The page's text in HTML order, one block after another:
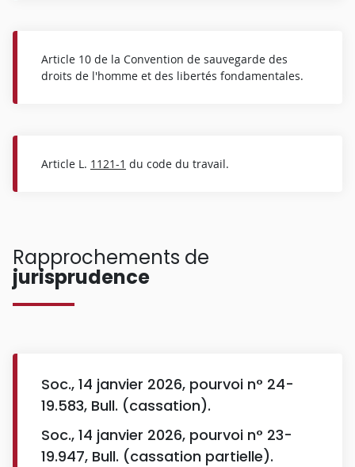
Article 10 de la Convention de sauvegarde des
droits de l'homme et des libertés fondamentales.
Article L. 1121-1 du code du travail.
Rapprochements de
jurisprudence
Soc., 14 janvier 2026, pourvoi n° 24-
19.583, Bull. (cassation).
Soc., 14 janvier 2026, pourvoi n° 23-
19.947, Bull. (cassation partielle).